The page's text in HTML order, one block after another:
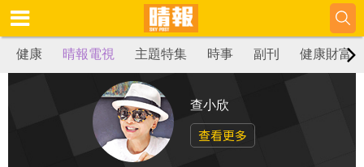
健康 晴報電視 主題特集 時事 副刊 健康財富
查小欣
查看更多